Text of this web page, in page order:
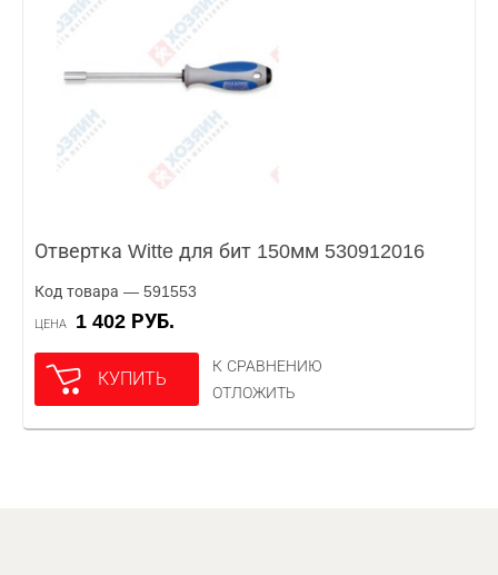
Отвертка Witte для бит 150мм 530912016
Код товара — 591553
ЦЕНА 1 402 РУБ.
КУПИТЬ
К СРАВНЕНИЮ
ОТЛОЖИТЬ